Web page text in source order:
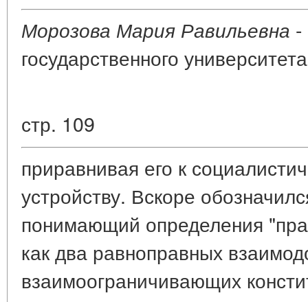
Морозова Мария Равильевна -
государственного
стр. 109
приравнивая его к
устройству. Вскоре
понимающий определения
как два равноправных
взаимоограничивающих